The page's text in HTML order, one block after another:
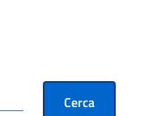
Cerca